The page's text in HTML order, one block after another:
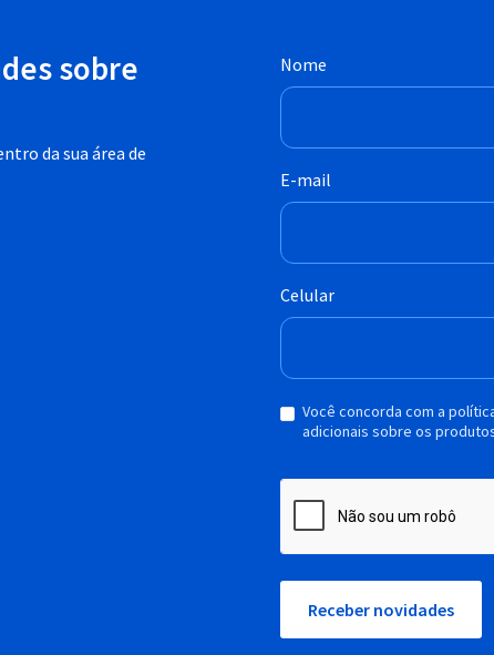
sobre
da sua área de
Nome
E-mail
Celular
Você concorda com a
adicionais sobre os
Receber novidades